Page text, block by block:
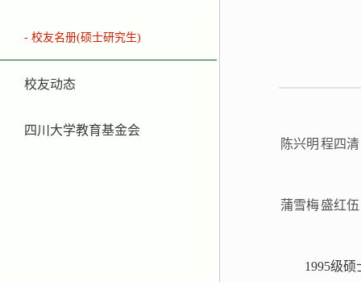
- 校友名册(硕士研究生)
校友动态
四川大学教育基金会
陈兴明 程四清
蒲雪梅盛红伍
1995级